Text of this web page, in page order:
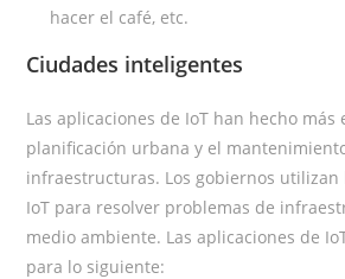
hacer el café, etc.
Ciudades inteligentes
Las aplicaciones de IoT han hecho más
planificación urbana y el
infraestructuras. Los gobiernos utilizan
IoT para resolver problemas de
medio ambiente. Las aplicaciones de
para lo siguiente: